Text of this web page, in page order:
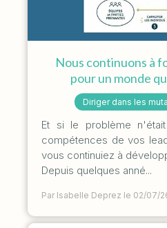
Nous continuons à
pour un monde
Diriger dans les
Et si le problème
compétences de vos
vous continuiez à
Depuis quelques anné...
Par Isabelle Deprez le 02/07/